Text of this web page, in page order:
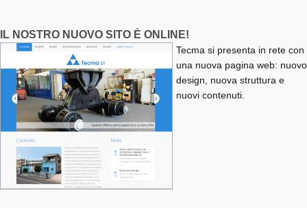
IL NOSTRO NUOVO SITO È ONLINE!
Tecma si presenta in rete con
una nuova pagina web: nuovo
design, nuova struttura e
nuovi contenuti.